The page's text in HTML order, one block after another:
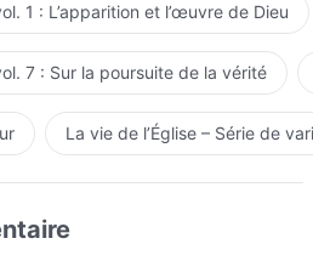
1 : L’apparition et l’œuvre de Dieu
7 : Sur la poursuite de la vérité
La vie de l’Église – Série de